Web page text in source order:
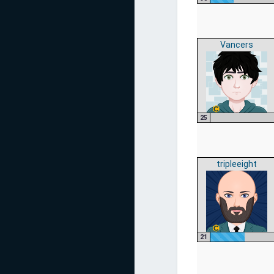
Vancers
25
tripleeight
21